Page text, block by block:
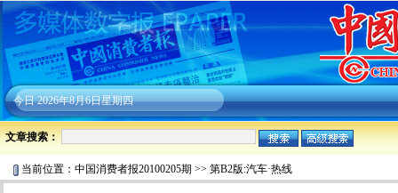
今日2026年8月6日星期四
文章搜索：
当前位置： 中国消费者报20100205期 >> 第B2版:汽车·热线